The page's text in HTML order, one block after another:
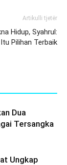
Artikulli tjetër
Hidup, Syahrul:
Pilihan Terbaik
Dua
Tersangka
Ungkap